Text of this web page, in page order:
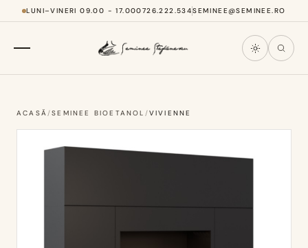
LUNI–VINERI 09.00 - 17.000726.222.534SEMINEE@SEMINEE.RO
ACASĂ/SEMINEE BIOETANOL /VIVIENNE